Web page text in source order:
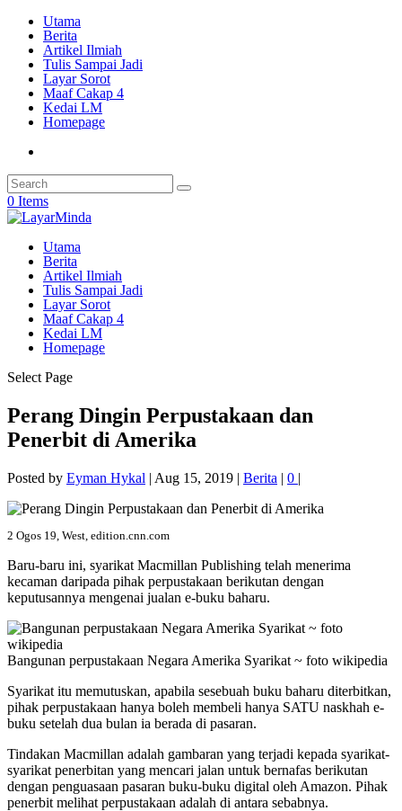
Utama
Berita
Artikel Ilmiah
Tulis Sampai Jadi
Layar Sorot
Maaf Cakap 4
Kedai LM
Homepage
0 Items
Utama
Berita
Artikel Ilmiah
Tulis Sampai Jadi
Layar Sorot
Maaf Cakap 4
Kedai LM
Homepage
Select Page
Perang Dingin Perpustakaan dan
Penerbit di Amerika
Posted by Eyman Hykal | Aug 15, 2019 | Berita | 0 |
2 Ogos 19, West, edition.cnn.com
Baru-baru ini, syarikat Macmillan Publishing telah menerima
kecaman daripada pihak perpustakaan berikutan dengan
keputusannya mengenai jualan e-buku baharu.
Bangunan perpustakaan Negara Amerika Syarikat ~ foto wikipedia
Syarikat itu memutuskan, apabila sesebuah buku baharu diterbitkan,
pihak perpustakaan hanya boleh membeli hanya SATU naskhah e-
buku setelah dua bulan ia berada di pasaran.
Tindakan Macmillan adalah gambaran yang terjadi kepada syarikat-
syarikat penerbitan yang mencari jalan untuk bernafas berikutan
dengan penguasaan pasaran buku-buku digital oleh Amazon. Pihak
penerbit melihat perpustakaan adalah di antara sebabnya.